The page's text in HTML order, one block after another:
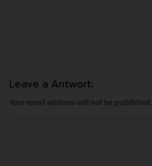
Leave a Antwort:
Your email address will not be published.